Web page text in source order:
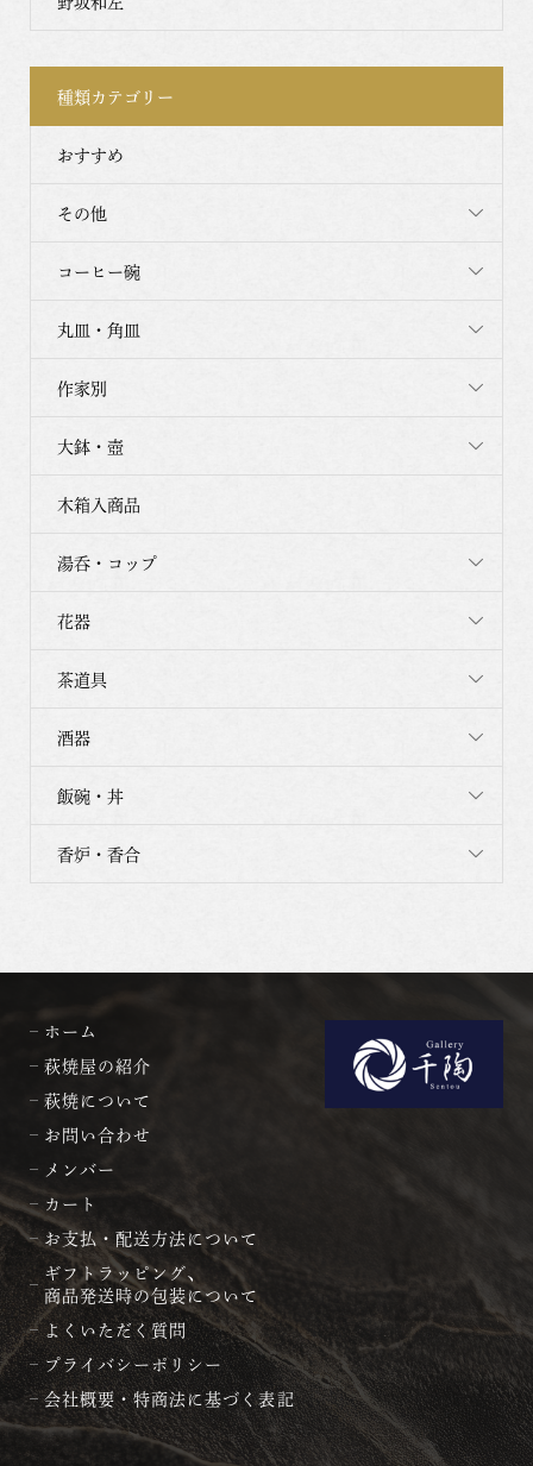
種類カテゴリー
おすすめ
その他
コーヒー碗
丸皿・角皿
作家別
大鉢・壺
木箱入商品
湯呑・コップ
花器
茶道具
酒器
飯碗・丼
香炉・香合
ホーム
萩焼屋の紹介
萩焼について
お問い合わせ
メンバー
カート
お支払・配送方法について
ギフトラッピング、
商品発送時の包装について
よくいただく質問
プライバシーポリシー
会社概要・特商法に基づく表記